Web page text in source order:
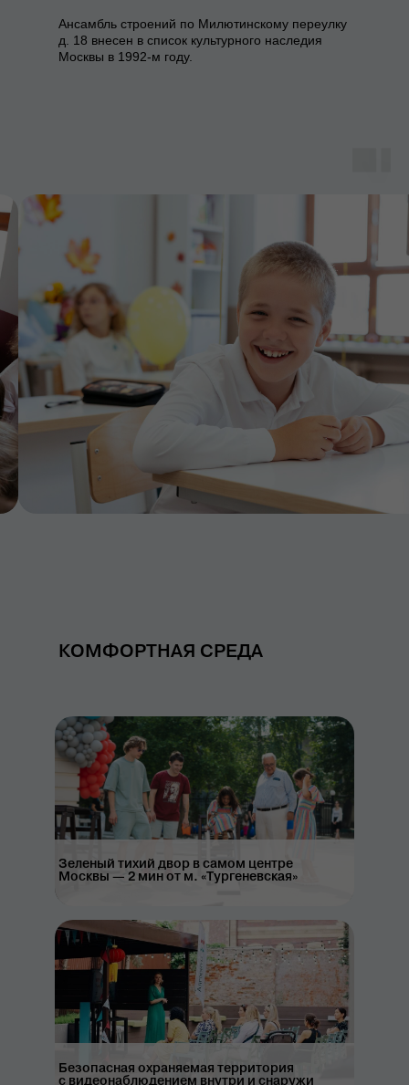
Ансамбль строений по Милютинскому переулку
д. 18 внесен в список культурного наследия
Москвы в 1992-м году.
КОМФОРТНАЯ СРЕДА
Зеленый тихий двор в самом центре
Москвы — 2 мин от м. «Тургеневская»
Безопасная охраняемая территория
с видеонаблюдением внутри и снаружи